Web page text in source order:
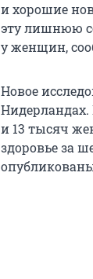
и хорошие
эту лишнюю
у женщин,
Новое
и 13 тысяч
здоровье за